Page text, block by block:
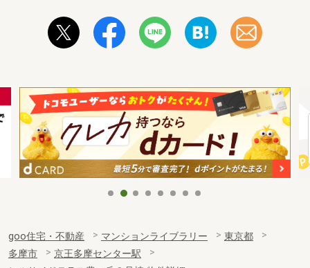
goo住宅・不動産 マンションライブラリー
東京都
多摩市
京王多摩センター駅